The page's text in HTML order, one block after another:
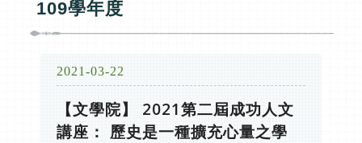
109學年度
2021-03-22
【文學院】 2021第二屆成功人文
講座： 歷史是一種擴充心量之學